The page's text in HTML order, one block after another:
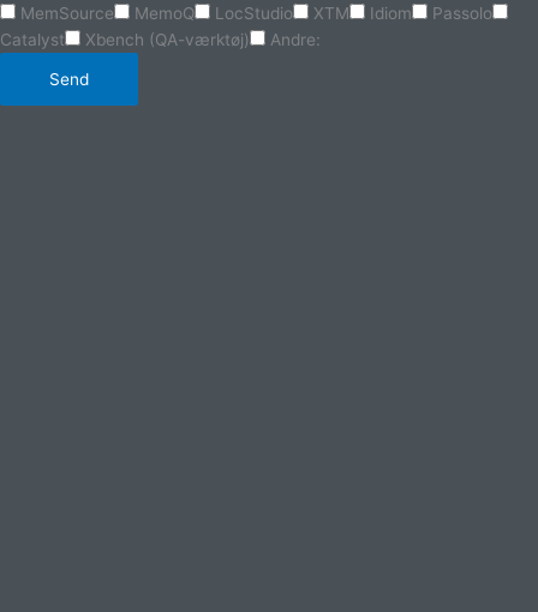
MemSource MemoQ LocStudio XTM Idiom
Passolo
Catalyst
Xbench (QA-værktøj) Andre:
Send